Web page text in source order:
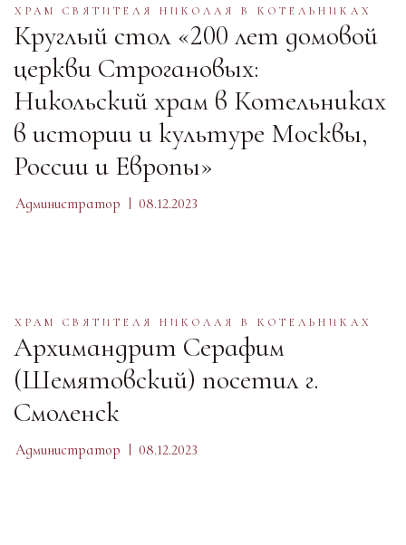
ХРАМ СВЯТИТЕЛЯ НИКОЛАЯ В КОТЕЛЬНИКАХ
Круглый стол «200 лет домовой
церкви Строгановых:
Никольский храм в Котельниках
в истории и культуре Москвы,
России и Европы»
Администратор 08.12.2023
ХРАМ СВЯТИТЕЛЯ НИКОЛАЯ В КОТЕЛЬНИКАХ
Архимандрит Серафим
(Шемятовский) посетил г.
Смоленск
Администратор 08.12.2023